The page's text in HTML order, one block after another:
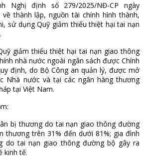
Nghị định số 279/2025/NĐ-CP ngày
thành lập, nguồn tài chính hình thành,
sử dụng Quỹ giảm thiểu thiệt hại tai nạn
giảm thiểu thiệt hại tai nạn giao thông
nhà nước ngoài ngân sách được Chính
định, do Bộ Công an quản lý, được mở
Nhà nước và tại các ngân hàng thương
tại Việt Nam.
bị thương do tai nạn giao thông đường
thương trên 31% đến dưới 81%; gia đình
do tai nạn giao thông đường bộ gây ra
kinh tế.